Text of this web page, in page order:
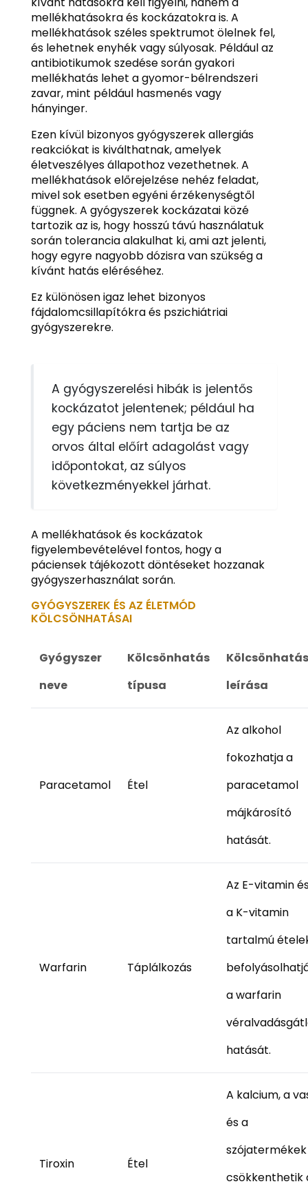
mellékhatásokra és kockázatokra is. A
mellékhatások széles spektrumot ölelnek fel,
és lehetnek enyhék vagy súlyosak. Például az
antibiotikumok szedése során gyakori
mellékhatás lehet a gyomor-bélrendszeri
zavar, mint például hasmenés vagy
hányinger.
Ezen kívül bizonyos gyógyszerek allergiás
reakciókat is kiválthatnak, amelyek
életveszélyes állapothoz vezethetnek. A
mellékhatások előrejelzése nehéz feladat,
mivel sok esetben egyéni érzékenységtől
függnek. A gyógyszerek kockázatai közé
tartozik az is, hogy hosszú távú használatuk
során tolerancia alakulhat ki, ami azt jelenti,
hogy egyre nagyobb dózisra van szükség a
kívánt hatás eléréséhez.
Ez különösen igaz lehet bizonyos
fájdalomcsillapítókra és pszichiátriai
gyógyszerekre.
A gyógyszerelési hibák is jelentős
kockázatot jelentenek; például ha
egy páciens nem tartja be az
orvos által előírt adagolást vagy
időpontokat, az súlyos
következményekkel járhat.
A mellékhatások és kockázatok
figyelembevételével fontos, hogy a
páciensek tájékozott döntéseket hozzanak
gyógyszerhasználat során.
GYÓGYSZEREK ÉS AZ ÉLETMÓD
KÖLCSÖNHATÁSAI
Gyógyszer
neve
Kölcsönhatás
típusa
Kölcsönhatás
leírása
Paracetamol Étel
Az alkohol
fokozhatja a
paracetamol
májkárosító
hatását.
Warfarin Táplálkozás
Az E-vitamin
a K-vitamin
tartalmú
a warfarin
hatását.
Tiroxin Étel
A kalcium, a
és a
szójatermékek
csökkenthetik